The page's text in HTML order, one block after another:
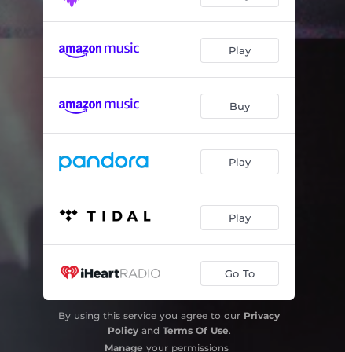
Play
Buy
Play
Play
Go To
By using this service you agree to our Privacy
Policyand Terms Of Use.
Manage your permissions